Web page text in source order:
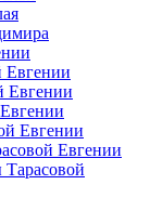
Евгении
Евгении
Евгении
Евгении